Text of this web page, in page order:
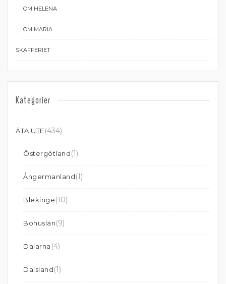
OM HELENA
OM MARIA
SKAFFERIET
Kategorier
ÄTA UTE(434)
Östergötland(1)
Ångermanland(1)
Blekinge(10)
Bohuslän(9)
Dalarna (4)
Dalsland(1)